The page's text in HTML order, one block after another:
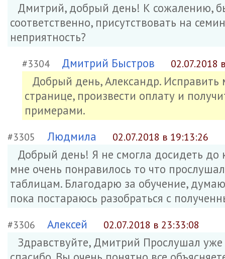
Дмитрий, добрый день! К сожалению,
соответственно, присутствовать на
неприятность?
#3304 Дмитрий Быстров 02.07.2018
Добрый день, Александр.
странице, произвести оплату и
примерами.
#3305 Людмила 02.07.2018 в 19:13:26
Добрый день! Я не смогла досидеть до
мне очень понравилось то что
таблицам. Благодарю за обучение,
пока постараюсь разобраться с
#3306 Алексей 02.07.2018 в 23:33:08
Здравствуйте, Дмитрий Прослушал